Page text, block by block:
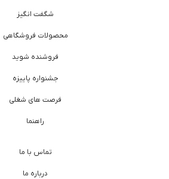
شگفت انگیز
محصولات فروشگاهی
فروشنده شوید
جشنواره پاییزه
فرصت های شغلی
راهنما
تماس با ما
درباره ما